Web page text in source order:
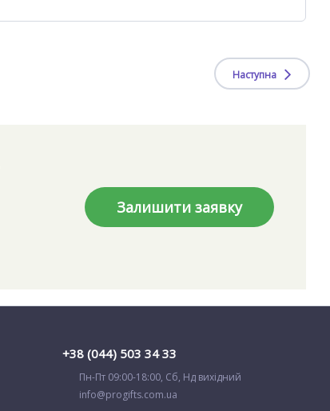
Наступна
Залишити заявку
+38 (044) 503 34 33
Пн-Пт 09:00-18:00, Сб, Нд вихідний
info@progifts.com.ua